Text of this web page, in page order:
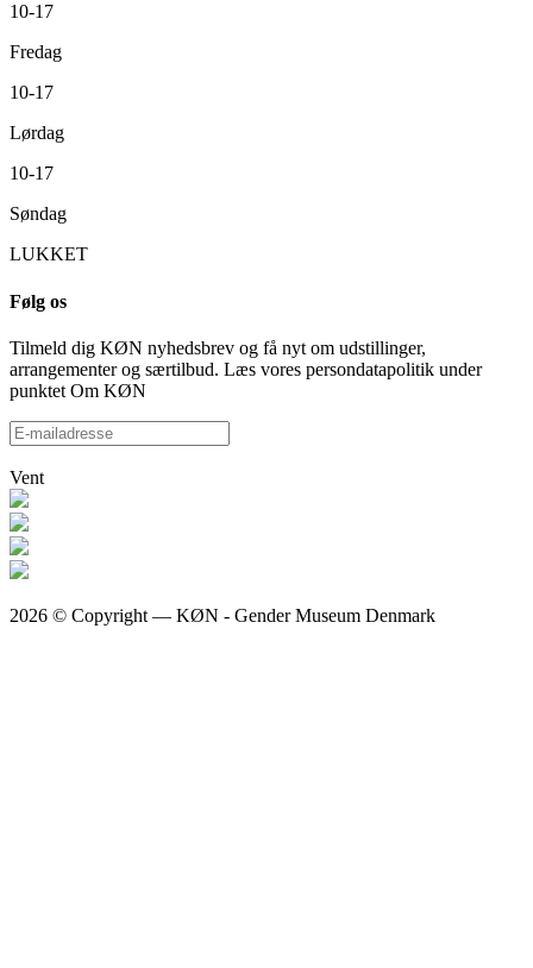
10-17
Fredag
10-17
Lørdag
10-17
Søndag
LUKKET
Følg os
Tilmeld dig KØN nyhedsbrev og få nyt om udstillinger,
arrangementer og særtilbud. Læs vores persondatapolitik under
punktet Om KØN
Vent
2026 © Copyright — KØN - Gender Museum Denmark